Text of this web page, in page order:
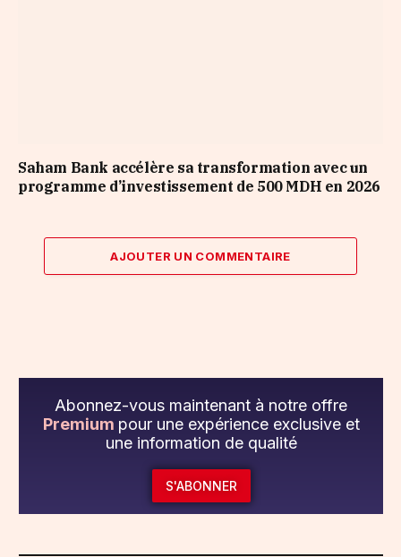
Saham Bank accélère sa transformation avec un
programme d’investissement de 500 MDH en 2026
AJOUTER UN COMMENTAIRE
Abonnez-vous maintenant à notre offre
Premium pour une expérience exclusive et
une information de qualité
S'ABONNER